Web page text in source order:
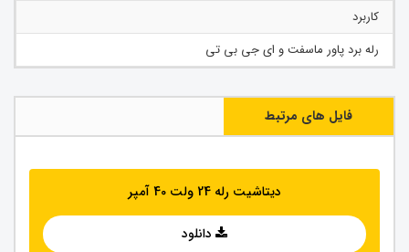
کاربرد
رله برد پاور ماسفت و ای جی بی تی
فایل های مرتبط
دیتاشیت رله 24 ولت 40 آمپر
دانلود